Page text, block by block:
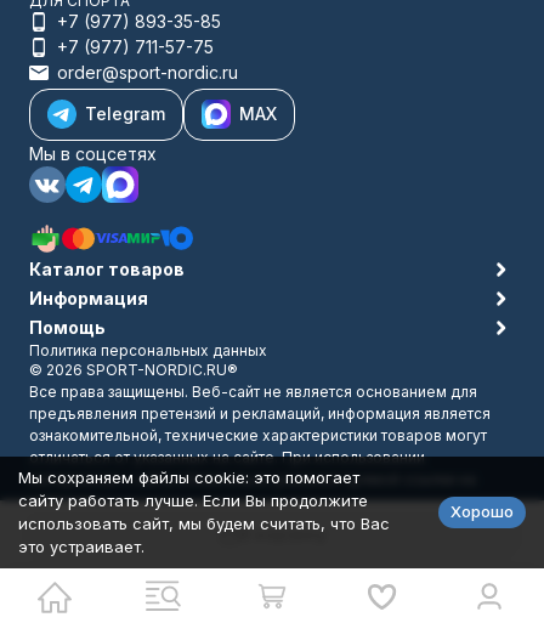
В корзину
+7 (977) 893-35-85
+7 (977) 711-57-75
order@sport-nordic.ru
Telegram
MAX
Мы в соцсетях
Каталог товаров
Информация
Помощь
Политика персональных данных
© 2026 SPORT-NORDIC.RU®
Все права защищены. Веб-сайт не является основанием для
предъявления претензий и рекламаций, информация является
ознакомительной, технические характеристики товаров могут
отличаться от указанных на сайте. При использовании
материалов с сайта обязательно указание прямой ссылки на
источник.
Разработано вbodysite.ru
Мы сохраняем файлы cookie: это помогает
сайту работать лучше. Если Вы продолжите
использовать сайт, мы будем считать, что Вас
это устраивает.
Хорошо